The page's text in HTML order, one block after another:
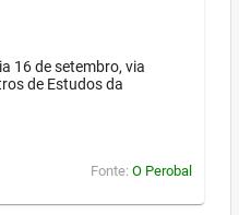
16 de setembro, via
de Estudos da
Fonte: O Perobal